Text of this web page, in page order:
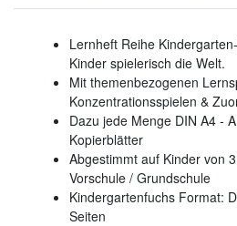
Lernheft Reihe
Kinder spielerisch die Welt.
Mit themenbezogenen
Konzentrationsspielen &
Dazu jede Menge DIN A4 -
Kopierblätter
Abgestimmt auf Kinder von
Vorschule / Grundschule
Kindergartenfuchs Format:
Seiten